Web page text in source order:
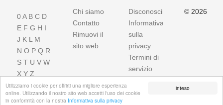
inteso
Utilizziamo i cookie per offrirti una migliore esperienza
online. Utilizzando il nostro sito web accetti l'uso dei cookie
in conformità con la nostra Informativa sulla privacy
0A B C D
E F G H I
J K L M
N O P Q R
S T U V W
X Y Z
Chi siamo
Contatto
Rimuovi il
sito web
Disconoscimento
Informativa
sulla
privacy
Termini di
servizio
© 2026